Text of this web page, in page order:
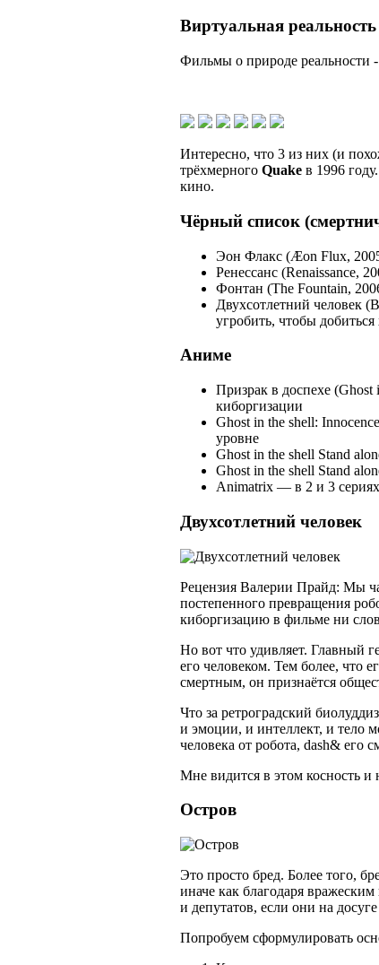
Виртуальная реальность
Фильмы о природе реальности
Интересно, что 3 из них (и
трёхмерного Quake в 1996
кино.
Чёрный список
Эон Флакс (Æon Flux,
Ренессанс (Renaissance,
Фонтан (The Fountain,
Двухсотлетний человек
угробить, чтобы
Аниме
Призрак в доспехе
киборгизации
Ghost in the shell:
уровне
Ghost in the shell Stand
Ghost in the shell Stand
Animatrix — в 2 и 3
Двухсотлетний человек
Рецензия Валерии Прайд: Мы
постепенного превращения
киборгизацию в фильме ни
Но вот что удивляет. Главный
его человеком. Тем более, что
смертным, он признаётся
Что за ретроградский
и эмоции, и интеллект, и тело
человека от робота, dash& его
Мне видится в этом косность
Остров
Это просто бред. Более того,
иначе как благодаря
и депутатов, если они на
Попробуем сформулировать